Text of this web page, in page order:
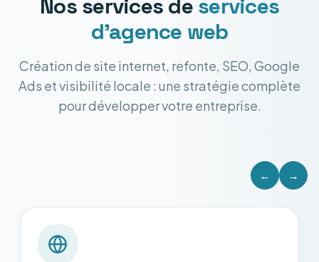
Nos services de services
d'agence web
Création de site internet, refonte, SEO, Google
Ads et visibilité locale : une stratégie complète
pour développer votre entreprise.
← →